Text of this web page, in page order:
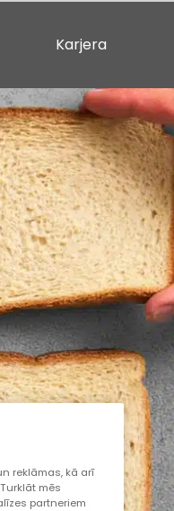
Karjera
reklāmas, kā arī
mēs
partneriem